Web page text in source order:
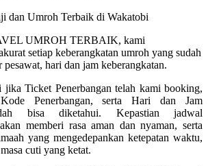
UMROH TERBAIK, kami
setiap keberangkatan umroh yang sudah
hari dan jam keberangkatan.
Ticket Penerbangan telah kami booking,
Penerbangan, serta Hari dan Jam
bisa diketahui. Kepastian jadwal
memberi rasa aman dan nyaman, serta
yang mengedepankan ketepatan waktu,
cuti yang ketat.